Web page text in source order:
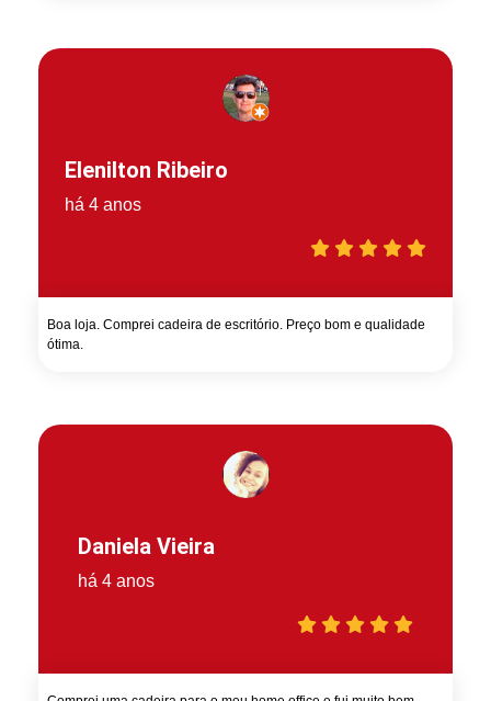
Elenilton Ribeiro
há 4 anos
Boa loja. Comprei cadeira de escritório. Preço bom e qualidade
ótima.
Daniela Vieira
há 4 anos